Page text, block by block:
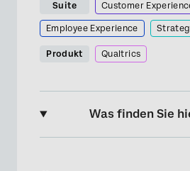
Suite Customer
Employee Experience
Produkt Qualtrics
Was finden Sie